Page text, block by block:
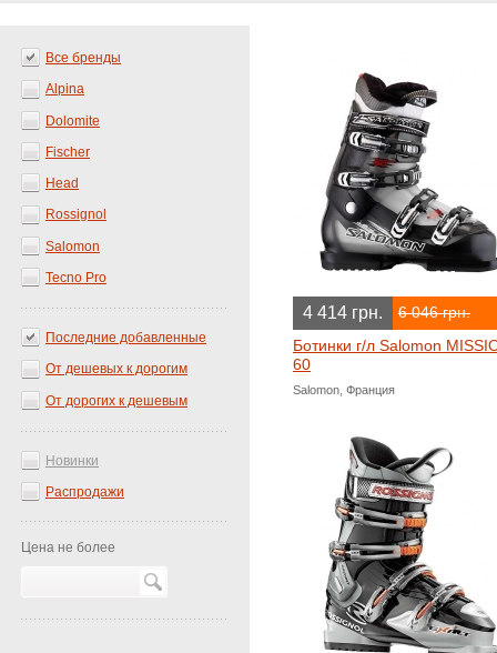
Все бренды
Alpina
Dolomite
Fischer
Head
Rossignol
Salomon
Tecno Pro
Последние добавленные
От дешевых к дорогим
От дорогих к дешевым
Новинки
Распродажи
Цена не более
4 414 грн. 6 046 грн.
Ботинки г/л Salomon
60
Salomon, Франция